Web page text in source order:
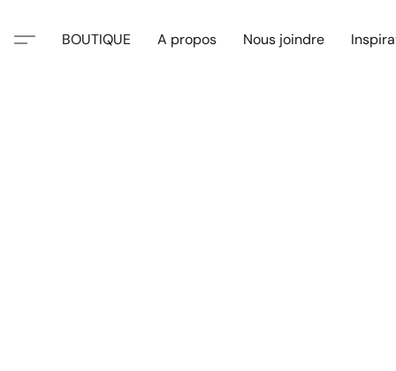
BOUTIQUE A propos Nous joindre